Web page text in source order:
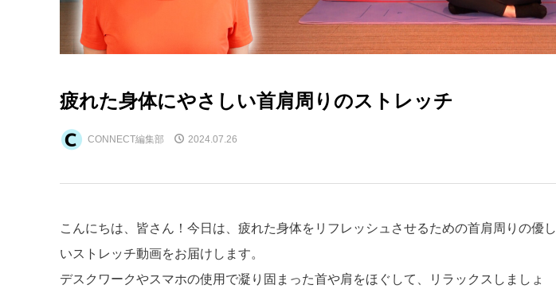
疲れた身体にやさしい首肩周りのストレッチ
CONNECT編集部 2024.07.26
こんにちは、皆さん！今日は、疲れた身体をリフレッシュさせるための首肩周りの優し
いストレッチ動画をお届けします。
デスクワークやスマホの使用で凝り固まった首や肩をほぐして、リラックスしましょ